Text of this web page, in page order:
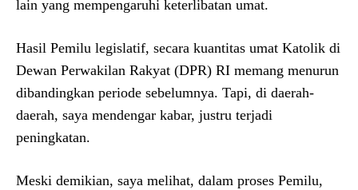
lain yang mempengaruhi keterlibatan umat.
Hasil Pemilu legislatif, secara kuantitas umat Katolik di
Dewan Perwakilan Rakyat (DPR) RI memang menurun
dibandingkan periode sebelumnya. Tapi, di daerah-
daerah, saya mendengar kabar, justru terjadi
peningkatan.
Meski demikian, saya melihat, dalam proses Pemilu,